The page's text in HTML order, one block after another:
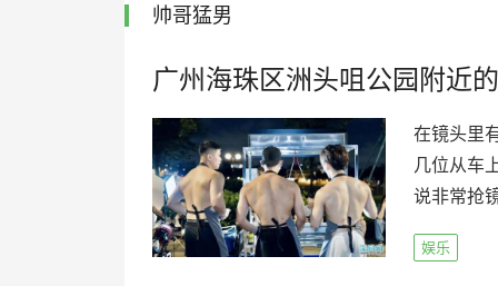
帅哥猛男
广州海珠区洲头咀公园附近
在镜头里
几位从车
说非常抢
娱乐